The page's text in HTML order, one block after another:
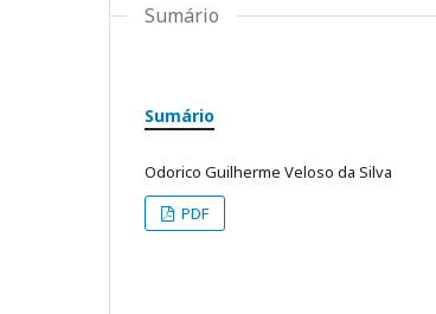
Sumário
Sumário
Odorico Guilherme Veloso da Silva
PDF